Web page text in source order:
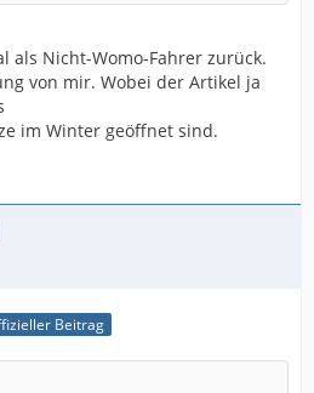
als Nicht-Womo-Fahrer zurück.
von mir. Wobei der Artikel ja
im Winter geöffnet sind.
Beitrag